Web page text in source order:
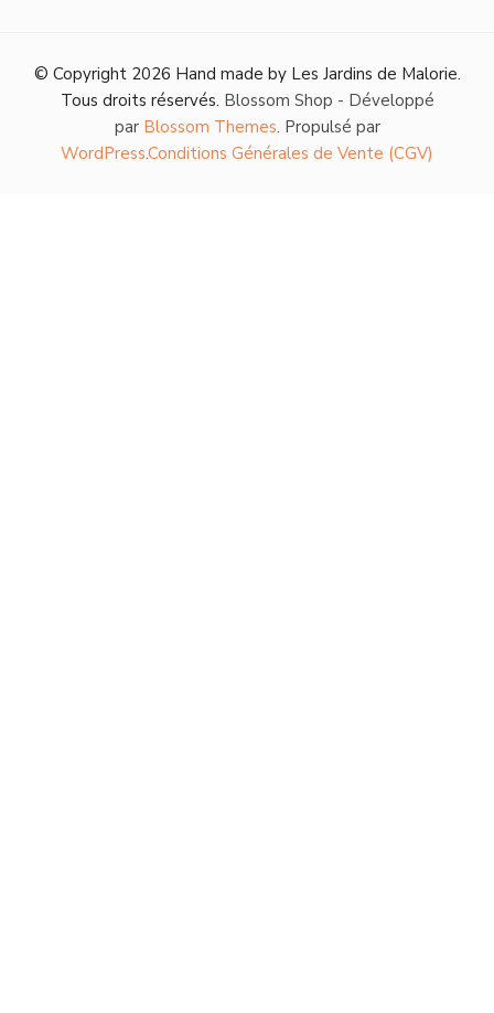
© Copyright 2026 Hand made by Les Jardins de Malorie.
Tous droits réservés. Blossom Shop - Développé
par Blossom Themes. Propulsé par
WordPress.Conditions Générales de Vente (CGV)